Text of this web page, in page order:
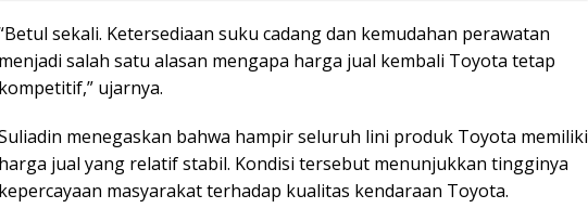
sekali. Ketersediaan suku cadang dan kemudahan perawatan
menjadi salah satu alasan mengapa harga jual kembali Toyota tetap
kompetitif,” ujarnya.
menegaskan bahwa hampir seluruh lini produk Toyota memiliki
harga jual yang relatif stabil. Kondisi tersebut menunjukkan tingginya
kepercayaan masyarakat terhadap kualitas kendaraan Toyota.